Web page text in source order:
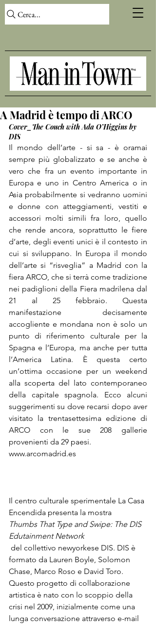
Cerca...
A Madrid è tempo di ARCO
Cover_The Couch with Ada O’Higgins by
DIS
Il mondo dell’arte - si sa - è oramai
sempre più globalizzato e se anche è
vero che fra un evento importante in
Europa e uno in Centro America o in
Asia probabilmente si vedranno uomini
e donne con atteggiamenti, vestiti e
accessori molti simili fra loro, quello
che rende ancora, soprattutto le fiere
d’arte, degli eventi unici è il contesto in
cui si sviluppano. In Europa il mondo
dell’arte si “risveglia” a Madrid con la
fiera ARCO, che si terrà come tradizione
nei padiglioni della Fiera madrilena dal
21 al 25 febbraio. Questa
manifestazione decisamente
accogliente e mondana non è solo un
punto di riferimento culturale per la
Spagna e l’Europa, ma anche per tutta
l’America Latina. È questa certo
un’ottima occasione per un weekend
alla scoperta del lato contemporaneo
della capitale spagnola. Ecco alcuni
suggerimenti su dove recarsi dopo aver
visitato la trentasettesima edizione di
ARCO con le sue 208 gallerie
provenienti da 29 paesi.
www.arcomadrid.es
Il centro culturale sperimentale La Casa
Encendida presenta la mostra
Thumbs That Type and Swipe: The DIS
Edutainment Network
formato da Lauren Boyle, Solomon
Chase, Marco Roso e David Toro.
Questo progetto di collaborazione
artistica è nato con lo scoppio della
crisi nel 2009, inizialmente come una
lunga conversazione attraverso e-mail